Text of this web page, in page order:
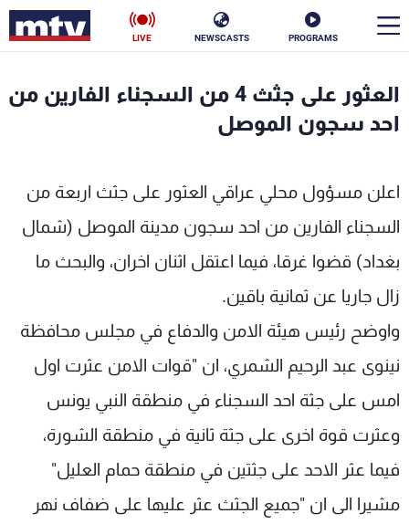
PROGRAMS
NEWSCASTS
LIVE
العثور على جثث 4 من السجناء الفارين من
احد سجون الموصل
اعلن مسؤول محلي عراقي العثور على جثث اربعة من
السجناء الفارين من احد سجون مدينة الموصل (شمال
بغداد) قضوا غرقا، فيما اعتقل اثنان اخران، والبحث ما
زال جاريا عن ثمانية باقين.
واوضح رئيس هيئة الامن والدفاع في مجلس محافظة
نينوى عبد الرحيم الشمري، ان "قوات الامن عثرت اول
امس على جثة احد السجناء في منطقة النبي يونس
وعثرت قوة اخرى على جثة ثانية في منطقة الشورة،
فيما عثر الاحد على جثتين في منطقة حمام العليل"
مشيرا الى ان "جميع الجثث عثر عليها على ضفاف نهر
الأخبار
منوعات رياضة
كأس العالم
البرامج
جدول البرامج
شاهد البرامج
عن MTV
وظائف